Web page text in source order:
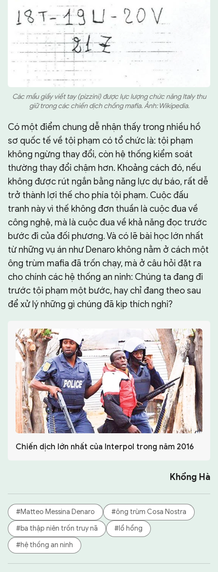
Các mẩu giấy viết tay (pizzini) được lực lượng chức năng Italy thu
giữ trong các chiến dịch chống mafia. Ảnh: Wikipedia.
Có một điểm chung dễ nhận thấy trong nhiều hồ
sơ quốc tế về tội phạm có tổ chức là: tội phạm
không ngừng thay đổi, còn hệ thống kiểm soát
thường thay đổi chậm hơn. Khoảng cách đó, nếu
không được rút ngắn bằng năng lực dự báo, rất dễ
trở thành lợi thế cho phía tội phạm. Cuộc đấu
tranh này vì thế không đơn thuần là cuộc đua về
công nghệ, mà là cuộc đua về khả năng đọc trước
bước đi của đối phương. Và có lẽ bài học lớn nhất
từ những vụ án như Denaro không nằm ở cách một
ông trùm mafia đã trốn chạy, mà ở câu hỏi đặt ra
cho chính các hệ thống an ninh: Chúng ta đang đi
trước tội phạm một bước, hay chỉ đang theo sau
để xử lý những gì chúng đã kịp thích nghi?
Chiến dịch lớn nhất của Interpol trong năm 2016
Khổng Hà
#Matteo Messina Denaro
#ông trùm Cosa Nostra
#ba thập niên trốn truy nã
#lổ hổng
#hệ thống an ninh